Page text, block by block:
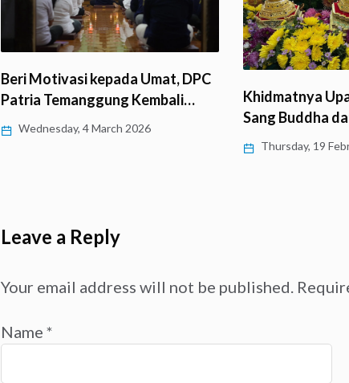
Khidmatnya Upacara Puja Relik
Dari Semak
Dharma:
Tuesday, 10
Leave a Reply
Your email address will not be published.
Name *